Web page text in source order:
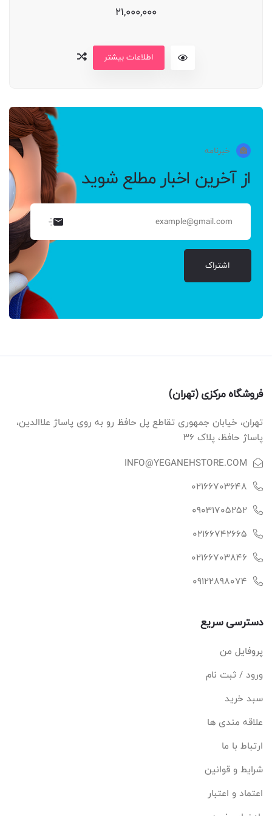
21,000,000
اطلاعات بیشتر
خبرنامه
از آخرین اخبار مطلع شوید
اشتراک
فروشگاه مرکزی (تهران)
تهران، خیابان جمهوری تقاطع پل حافظ رو به روی پاساژ علاالدین،
پاساژ حافظ، پلاک ۳۶
INFO@YEGANEHSTORE.COM
02166703648
09031705252
02166742665
02166703846
09122898074
دسترسی سریع
پروفایل من
ورود / ثبت نام
سبد خرید
علاقه مندی ها
ارتباط با ما
شرایط و قوانین
اعتماد و اعتبار